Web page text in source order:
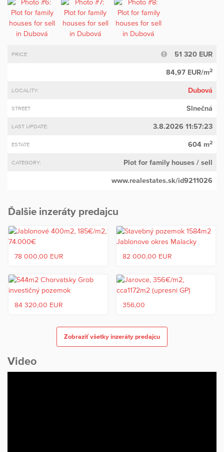
PRICE 51 320 EUR
84,97 EUR/m2
LOCALITY: Dubová
STREET Slnečná
LAST UPDATE: 3.8.2026 11:57:23
ESTATE 604 m2
CATEGORY: Plot for family houses / sell
www.realestates.sk/id9211026
Ďalšie inzeráty predajcu
78 000,00 EUR 82 000,00 EUR
84 320,00 EUR 356,00
Zobraziť všetky inzeráty predajcu
Video